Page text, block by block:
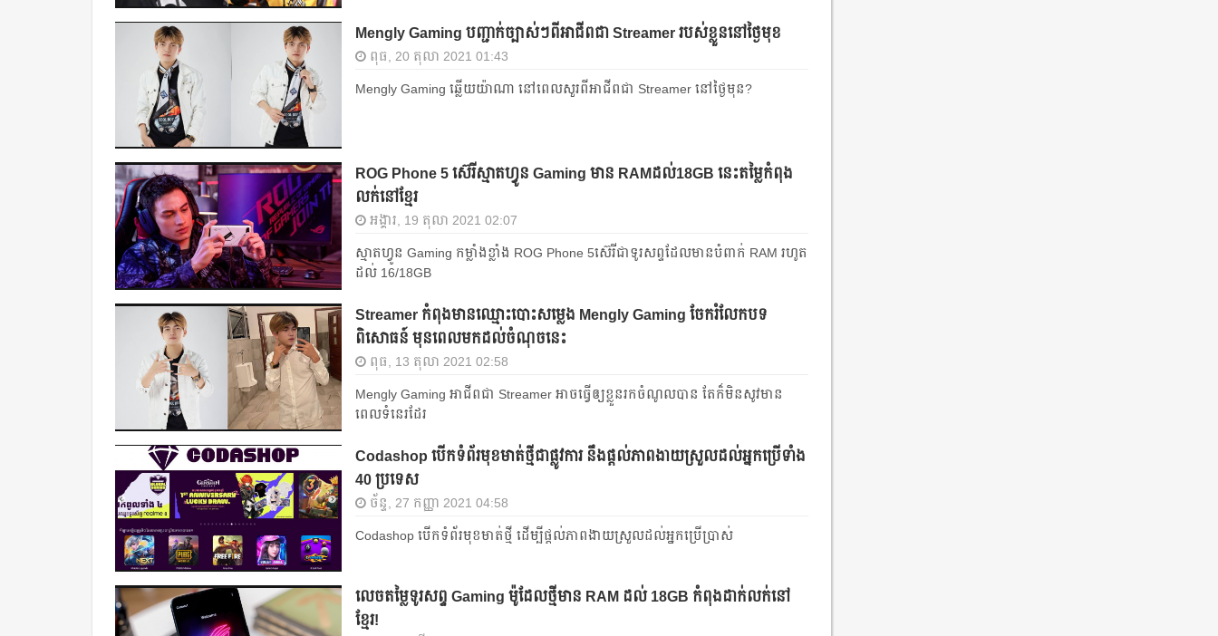
Mengly Gaming បញ្ជាក់ច្បាស់ៗពីអាជីពជា Streamer របស់ខ្លួននៅថ្ងៃមុខ
ពុធ, 20 តុលា 2021 01:43
Mengly Gaming ឆ្លើយយ៉ាណា នៅពេលសួរពីអាជីពជា Streamer នៅថ្ងៃមុន?
ROG Phone 5 ស៊េរីស្មាតហ្វូន Gaming មាន RAMដល់18GB នេះតម្លៃកំពុង
លក់នៅខ្មែរ
អង្គារ, 19 តុលា 2021 02:07
ស្មាតហ្វូន Gaming កម្លាំង​ខ្លាំង ROG Phone 5ស៊េរី​ជា​ទូរសព្ទ​ដែល​មាន​បំពាក់ RAM រហូត​
ដល់ 16/18GB
Streamer កំពុង​មាន​ឈ្មោះ​បោះ​សម្លេង​ Mengly Gaming ចែក​រំលែក​បទ
ពិសោធន៍​ មុនពេល​មក​ដល់​ចំណុច​នេះ
ពុធ, 13 តុលា 2021 02:58
Mengly Gaming អាជីពជា Streamer អាចធ្វើឲ្យខ្លួនរកចំណូលបាន តែក៏មិនសូវមាន
ពេលទំនេរដែរ
Codashop បើកទំព័រមុខមាត់ថ្មីជាផ្លូវការ នឹងផ្តល់ភាពងាយស្រួលដល់អ្នកប្រើទាំង
40 ប្រទេស
ច័ន្ទ, 27 កញ្ញា 2021 04:58
Codashop បើកទំព័រមុខមាត់ថ្មី ដើម្បីផ្តល់ភាពងាយស្រួលដល់អ្នកប្រើប្រាស់
លេចតម្លៃទូរសព្ទ Gaming ម៉ូដែលថ្មីមាន RAM ដល់ 18GB កំពុងដាក់លក់នៅ
ខ្មែរ!